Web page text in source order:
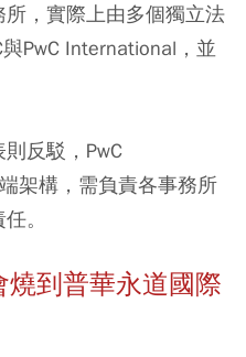
，實際上由多個獨立法
PwC International，並
反駁，PwC
架構，需負責各事務所
。
燒到普華永道國際